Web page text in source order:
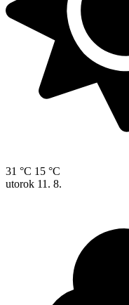
31 °C 15 °C
utorok 11. 8.